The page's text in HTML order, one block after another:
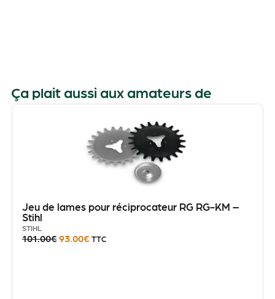
Ça plait aussi aux amateurs de
Jeu de lames pour réciprocateur RG RG-KM –
Stihl
STIHL
101.00€ 93.00€ TTC